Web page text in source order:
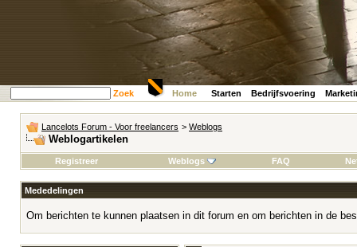
Zoek Home Starten Bedrijfsvoering
Lancelots Forum - Voor freelancers > Weblogs
Weblogartikelen
Registreer Weblogs FAQ
Mededelingen
Om berichten te kunnen plaatsen in dit forum en om berichten in de